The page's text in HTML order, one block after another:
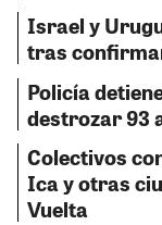
Israel y
tras
Policía
destrozar 93
Colectivos
Ica y otras
Vuelta